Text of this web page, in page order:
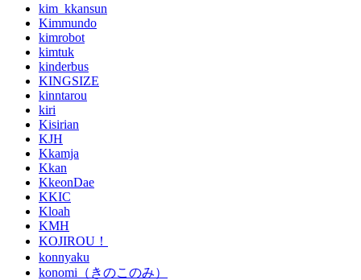
kim_kkansun
Kimmundo
kimrobot
kimtuk
kinderbus
KINGSIZE
kinntarou
kiri
Kisirian
KJH
Kkamja
Kkan
KkeonDae
KKIC
Kloah
KMH
KOJIROU！
konnyaku
konomi（きのこのみ）